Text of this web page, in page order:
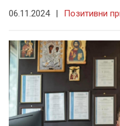
06.11.2024 | Позитивни